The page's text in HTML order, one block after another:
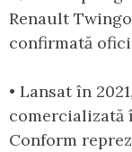
Renault
confirmată
• Lansat în
comercializată
Conform